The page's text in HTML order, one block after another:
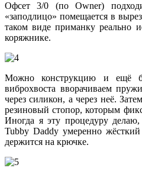
Офсет 3/0 (по Owner)
«заподлицо» помещается в
таком виде приманку реально
коряжнике.
Можно конструкцию и ещё
виброхвоста вворачиваем
через силикон, а через неё.
резиновый стопор, которым
Иногда я эту процедуру
Tubby Daddy умеренно
держится на крючке.